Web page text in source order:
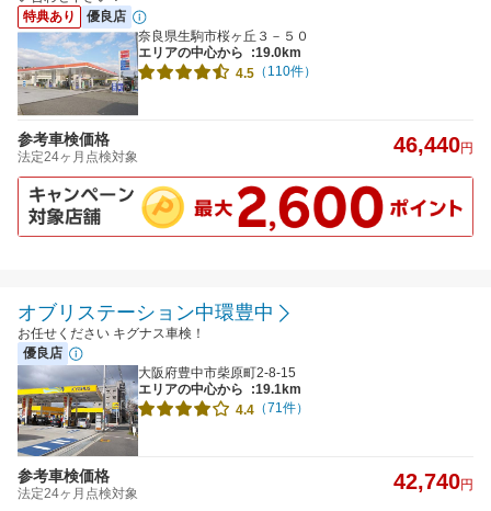
特典あり
優良店
奈良県生駒市桜ヶ丘３－５０
エリアの中心から
:19.0km
4.5 （110件）
参考車検価格
法定24ヶ月点検対象 46,440円
オブリステーション中環豊中
お任せください キグナス車検！
優良店
大阪府豊中市柴原町2-8-15
エリアの中心から
:19.1km
4.4 （71件）
参考車検価格
法定24ヶ月点検対象 42,740円